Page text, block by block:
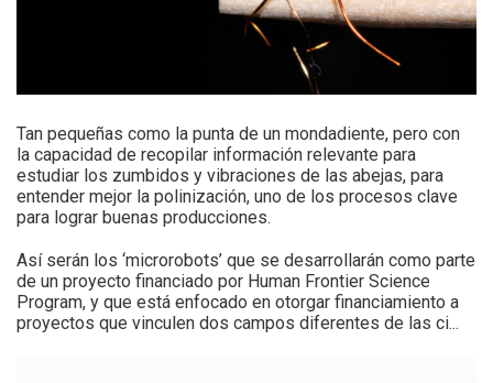
Tan pequeñas como la punta de un mondadiente, pero con
la capacidad de recopilar información relevante para
estudiar los zumbidos y vibraciones de las abejas, para
entender mejor la polinización, uno de los procesos clave
para lograr buenas producciones.
Así serán los ‘microrobots’ que se desarrollarán como parte
de un proyecto financiado por Human Frontier Science
Program, y que está enfocado en otorgar financiamiento a
proyectos que vinculen dos campos diferentes de las ci...